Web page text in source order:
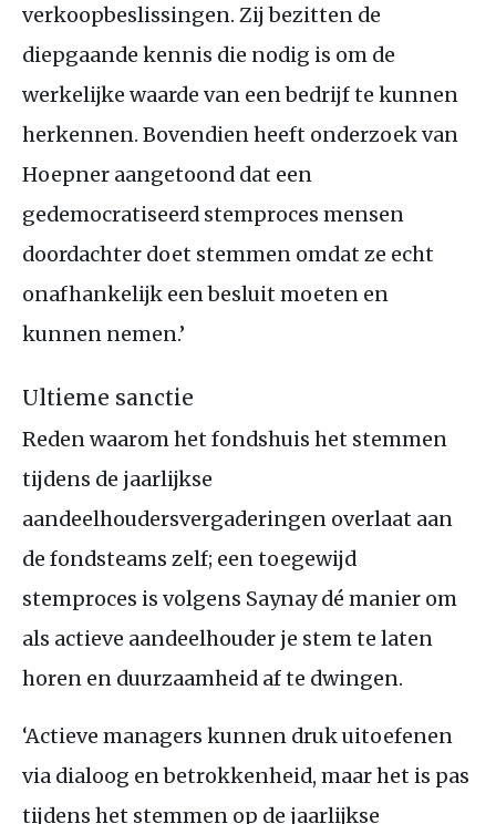
verkoopbeslissingen. Zij bezitten de
diepgaande kennis die nodig is om de
werkelijke waarde van een bedrijf te kunnen
herkennen. Bovendien heeft onderzoek van
Hoepner aangetoond dat een
gedemocratiseerd stemproces mensen
doordachter doet stemmen omdat ze echt
onafhankelijk een besluit moeten en
kunnen nemen.’
Ultieme sanctie
Reden waarom het fondshuis het stemmen
tijdens de jaarlijkse
aandeelhoudersvergaderingen overlaat aan
de fondsteams zelf; een toegewijd
stemproces is volgens Saynay dé manier om
als actieve aandeelhouder je stem te laten
horen en duurzaamheid af te dwingen.
‘Actieve managers kunnen druk uitoefenen
via dialoog en betrokkenheid, maar het is pas
tijdens het stemmen op de jaarlijkse